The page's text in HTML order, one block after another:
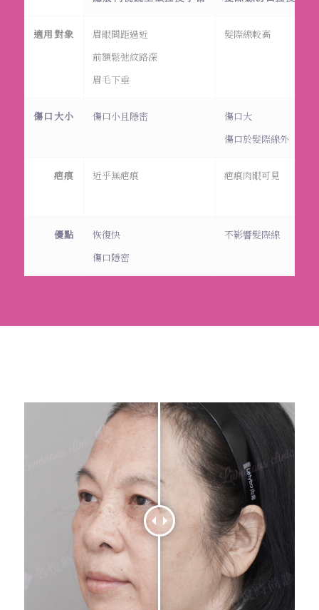
適用對象
眉眼間距過近
前額鬆弛紋路深
眉毛下垂
髮際線較高
傷口大小 傷口小且隱密
傷口大
傷口於髮際線外
疤痕 近乎無疤痕 疤痕肉眼可見
優點
恢復快
傷口隱密
不影響髮際線